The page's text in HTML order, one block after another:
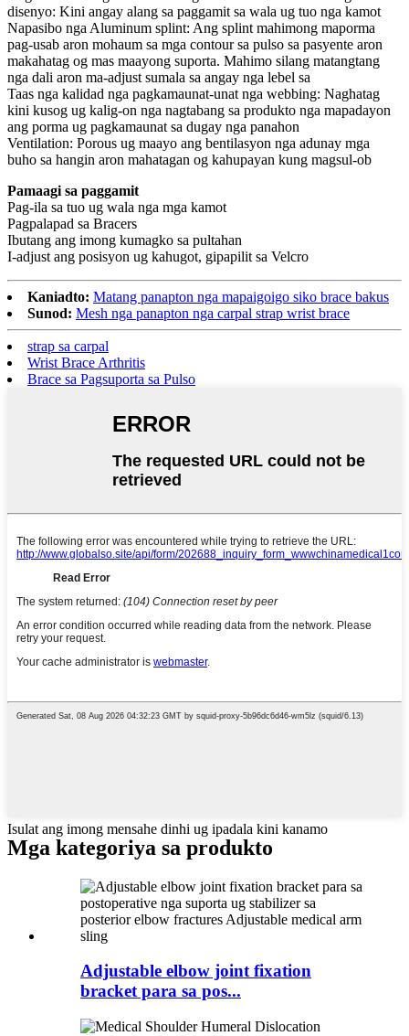
disenyo: Kini angay alang sa paggamit sa wala ug tuo nga kamot
Napasibo nga Aluminum splint: Ang splint mahimong maporma
pag-usab aron mohaum sa mga contour sa pulso sa pasyente aron
makahatag og mas maayong suporta. Mahimo silang matangtang
nga dali aron ma-adjust sumala sa angay nga lebel sa
Taas nga kalidad nga pagkamaunat-unat nga webbing: Naghatag
kini kusog ug kalig-on nga nagtabang sa produkto nga mapadayon
ang porma ug pagkamaunat sa dugay nga panahon
Ventilation: Porous ug maayo ang bentilasyon nga adunay mga
buho sa hangin aron mahatagan og kahupayan kung magsul-ob
Pamaagi sa paggamit
Pag-ila sa tuo ug wala nga mga kamot
Pagpalapad sa Bracers
Ibutang ang imong kumagko sa pultahan
I-adjust ang posisyon ug kahugot, gipapilit sa Velcro
Kaniadto: Matang panapton nga mapaigoigo siko brace bakus
Sunod: Mesh nga panapton nga carpal strap wrist brace
strap sa carpal
Wrist Brace Arthritis
Brace sa Pagsuporta sa Pulso
Isulat ang imong mensahe dinhi ug ipadala kini kanamo
Mga kategoriya sa produkto
Adjustable elbow joint fixation
bracket para sa pos...